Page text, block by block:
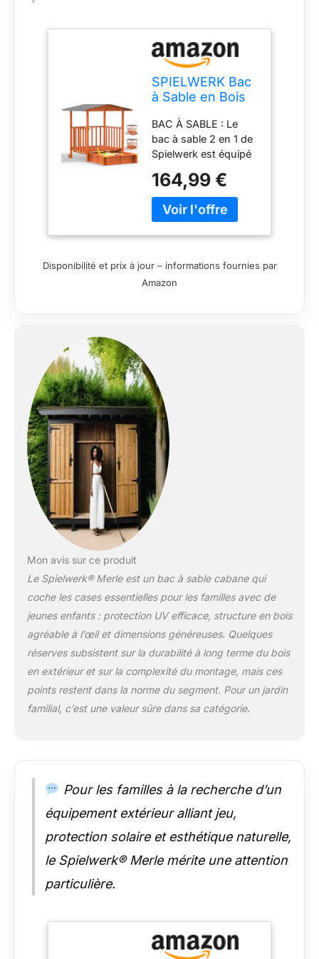
SPIELWERK Bac
à Sable en Bois
BAC À SABLE : Le
bac à sable 2 en 1 de
Spielwerk est équipé
transport pour
déplacer la
maisonnette. Celle-ci
recouvrir le bac à
sable. Une bâche
petits et des grands !
En effet le bois de la
structure est lasuré
et prêt à l'emploi.
Celle-ci comprend
une échelle graduée
et une protection de
sol pour un sable
propre. Jouez en
toute sécurité !
protège votre enfant
Même par temps
chaud, il garantit une
expérience de jeu
agréable ! De plus, les
protégés et au sec
dans le bac à sable.
NOUVEAUTÉ : Le bac
d'eau et un géotextile
de protection pour le
sol, transformant
véritable terrain de
jeu pour enfants.
sécurité.Une aire de
jeux accompagne le
164,99 €
Disponibilité et prix à jour – informations fournies par
Amazon
Mon avis sur ce produit
Le Spielwerk® Merle est un bac à sable cabane qui
coche les cases essentielles pour les familles avec de
jeunes enfants : protection UV efficace, structure en bois
agréable à l’œil et dimensions généreuses. Quelques
réserves subsistent sur la durabilité à long terme du bois
en extérieur et sur la complexité du montage, mais ces
points restent dans la norme du segment. Pour un jardin
familial, c’est une valeur sûre dans sa catégorie.
Pour les familles à la recherche d’un
équipement extérieur alliant jeu,
protection solaire et esthétique naturelle,
le Spielwerk® Merle mérite une attention
particulière.